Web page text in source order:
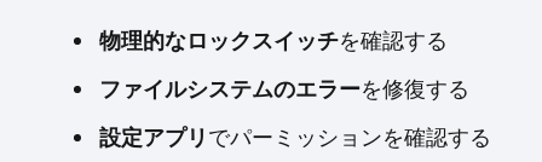
物理的なロックスイッチを確認する
ファイルシステムのエラーを修復する
設定アプリでパーミッションを確認する